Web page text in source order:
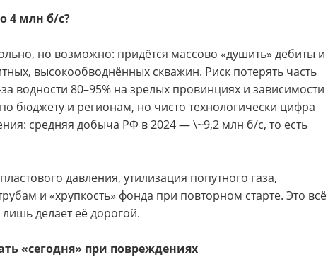
4 млн б/с?
но возможно: придётся массово «душить» дебиты и
высокообводнённых скважин. Риск потерять часть
водности 80–95% на зрелых провинциях и зависимости
бюджету и регионам, но чисто технологически цифра
средняя добыча РФ в 2024 — \~9,2 млн б/с, то есть
давления, утилизация попутного газа,
и «хрупкость» фонда при повторном старте. Это всё
делает её дорогой.
«сегодня» при повреждениях